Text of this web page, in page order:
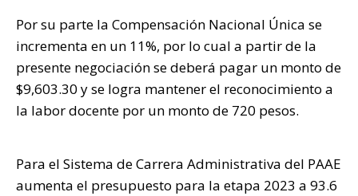
Por su parte la Compensación Nacional Única se
incrementa en un 11%, por lo cual a partir de la
presente negociación se deberá pagar un monto de
$9,603.30 y se logra mantener el reconocimiento a
la labor docente por un monto de 720 pesos.
Para el Sistema de Carrera Administrativa del PAAE
aumenta el presupuesto para la etapa 2023 a 93.6